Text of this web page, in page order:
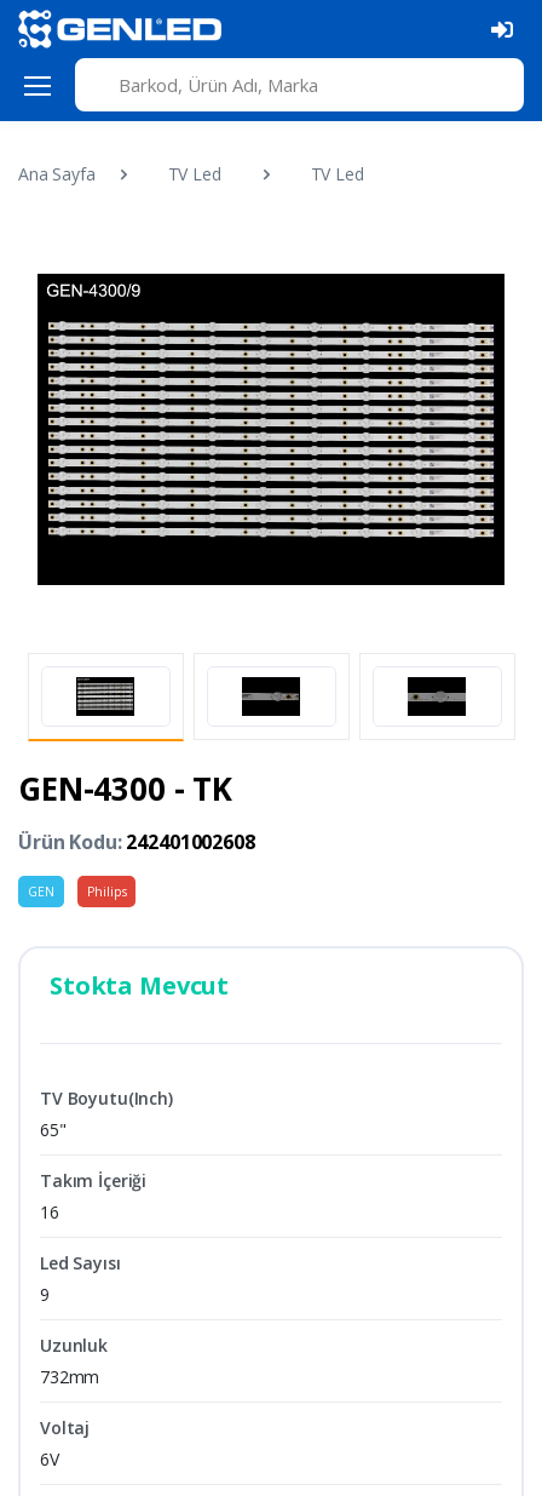
Ana Sayfa TV Led TV Led
GEN-4300 - TK
Ürün Kodu:242401002608
GEN Philips
Stokta Mevcut
TV Boyutu(Inch)
65"
Takım İçeriği
16
Led Sayısı
9
Uzunluk
732mm
Voltaj
6V